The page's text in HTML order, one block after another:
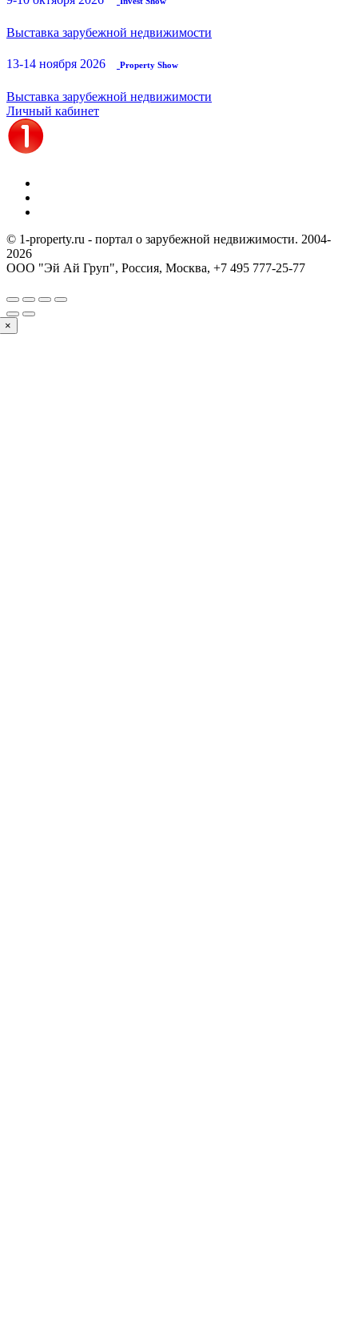
Выставка зарубежной недвижимости
13-14 ноября 2026 Property Show
Выставка зарубежной недвижимости
Личный кабинет
© 1-property.ru - портал о зарубежной недвижимости. 2004-
2026
ООО "Эй Ай Груп", Россия, Москва, +7 495 777-25-77
×